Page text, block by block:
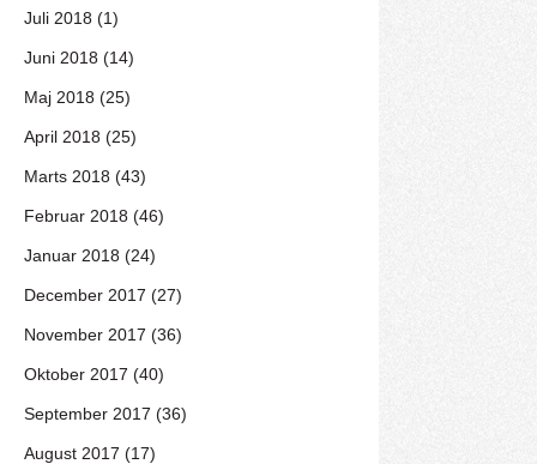
Juli 2018 (1)
Juni 2018 (14)
Maj 2018 (25)
April 2018 (25)
Marts 2018 (43)
Februar 2018 (46)
Januar 2018 (24)
December 2017 (27)
November 2017 (36)
Oktober 2017 (40)
September 2017 (36)
August 2017 (17)